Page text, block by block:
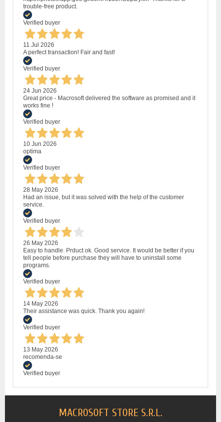
trouble-free product.
Verified buyer
11 Jul 2026
A perfect transaction! Fair and fast!
Verified buyer
24 Jun 2026
Great price - Macrosoft delivered the software as promised and it
works fine !
Verified buyer
10 Jun 2026
optima
Verified buyer
28 May 2026
Had an issue, but it was solved with the help of the customer
service.
Verified buyer
26 May 2026
Easy to handle. Prduct ok. Good service. It would be better if you
tell people before purchase they will have to uninstall some
programs.
Verified buyer
14 May 2026
Their assistance was quick. Thank you again!
Verified buyer
13 May 2026
recomenda-se
Verified buyer
MACROSOFT STORE S.R.L.